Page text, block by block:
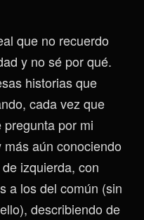
que no recuerdo
y no sé por qué.
historias que
cada vez que
por mi
aún conociendo
izquierda, con
a los del común (sin
describiendo de